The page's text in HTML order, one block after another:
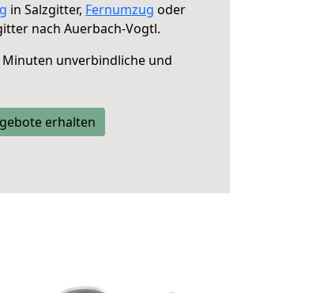
in Salzgitter, Fernumzug oder
nach Auerbach-Vogtl.
unverbindliche und
erhalten